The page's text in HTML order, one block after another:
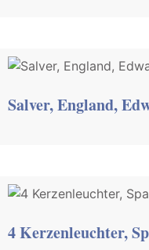
Salver, England,
4 Kerzenleuchter,